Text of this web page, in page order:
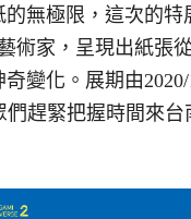
無極限，這次的特
術家，呈現出紙張
變化。展期由2020/
們趕緊把握時間來